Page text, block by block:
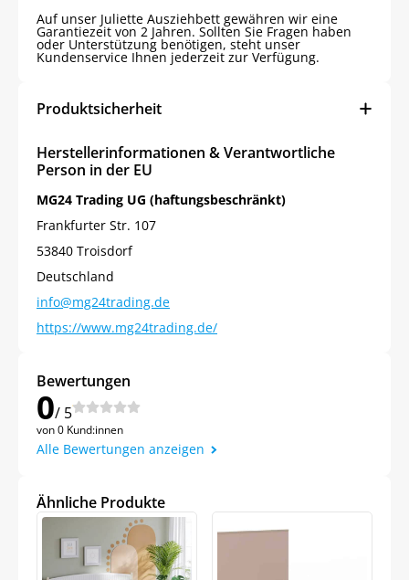
Auf unser Juliette Ausziehbett gewähren wir eine
Garantiezeit von 2 Jahren. Sollten Sie Fragen haben
oder Unterstützung benötigen, steht unser
Kundenservice Ihnen jederzeit zur Verfügung.
Produktsicherheit
Herstellerinformationen & Verantwortliche
Person in der EU
MG24 Trading UG (haftungsbeschränkt)
Frankfurter Str. 107
53840 Troisdorf
Deutschland
info@mg24trading.de
https://www.mg24trading.de/
Bewertungen
0/ 5
von 0 Kund:innen
Alle Bewertungen anzeigen
Ähnliche Produkte